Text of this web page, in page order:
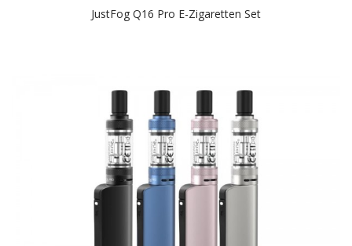
JustFog Q16 Pro E-Zigaretten Set